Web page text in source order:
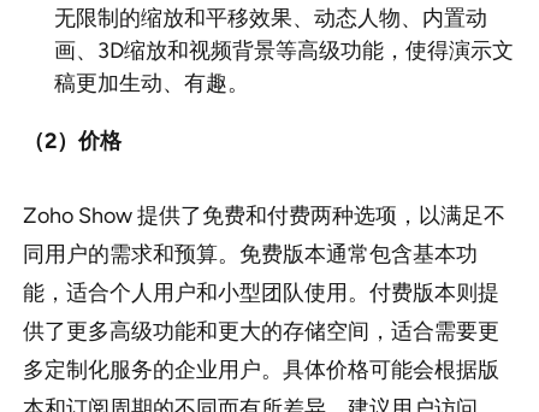
无限制的缩放和平移效果、动态人物、内置动
画、3D缩放和视频背景等高级功能，使得演示文
稿更加生动、有趣。
（2）价格
Zoho Show 提供了免费和付费两种选项，以满足不
同用户的需求和预算。免费版本通常包含基本功
能，适合个人用户和小型团队使用。付费版本则提
供了更多高级功能和更大的存储空间，适合需要更
多定制化服务的企业用户。具体价格可能会根据版